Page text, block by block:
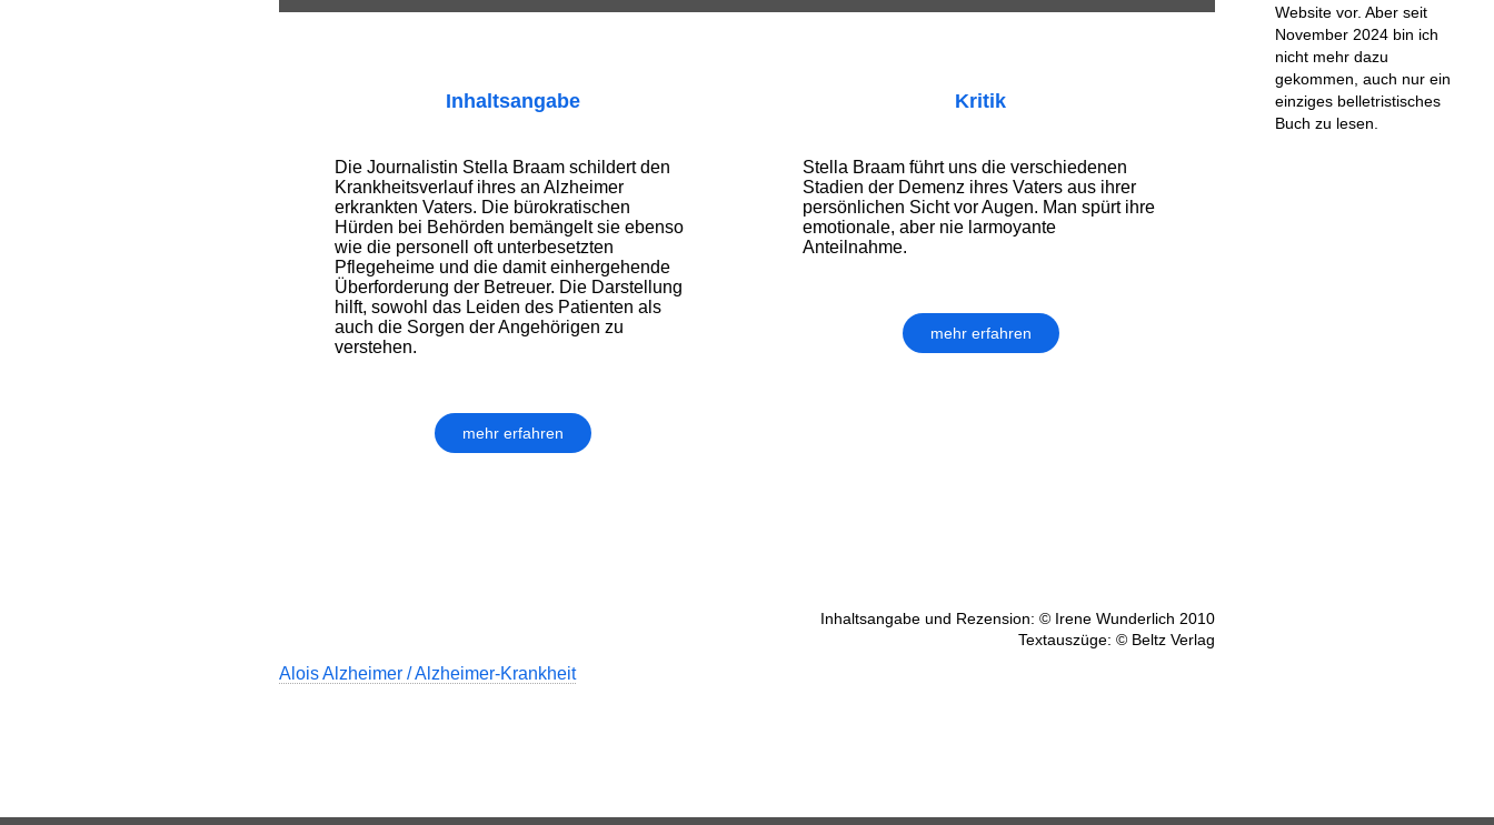
Inhaltsangabe
Die Journalistin Stella Braam schildert den
Krankheitsverlauf ihres an Alzheimer
erkrankten Vaters. Die bürokratischen
Hürden bei Behörden bemängelt sie ebenso
wie die personell oft unterbesetzten
Pflegeheime und die damit einhergehende
Überforderung der Betreuer. Die Darstellung
hilft, sowohl das Leiden des Patienten als
auch die Sorgen der Angehörigen zu
verstehen.
mehr erfahren
Kritik
Stella Braam führt uns die verschiedenen
Stadien der Demenz ihres Vaters aus ihrer
persönlichen Sicht vor Augen. Man spürt ihre
emotionale, aber nie larmoyante
Anteilnahme.
mehr erfahren
Inhaltsangabe und Rezension: © Irene Wunderlich 2010
Textauszüge: © Beltz Verlag
Alois Alzheimer / Alzheimer-Krankheit
Website vor. Aber seit
November 2024 bin ich
nicht mehr dazu
gekommen, auch nur ein
einziges belletristisches
Buch zu lesen.